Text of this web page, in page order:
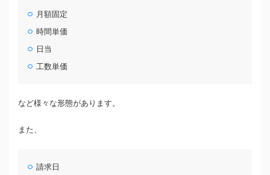
月額固定
時間単価
日当
工数単価
など様々な形態があります。
また、
請求日